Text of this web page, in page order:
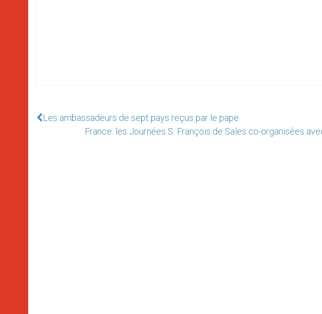
Les ambassadeurs de sept pays reçus par le pape
France: les Journées S. François de Sales co-organisées